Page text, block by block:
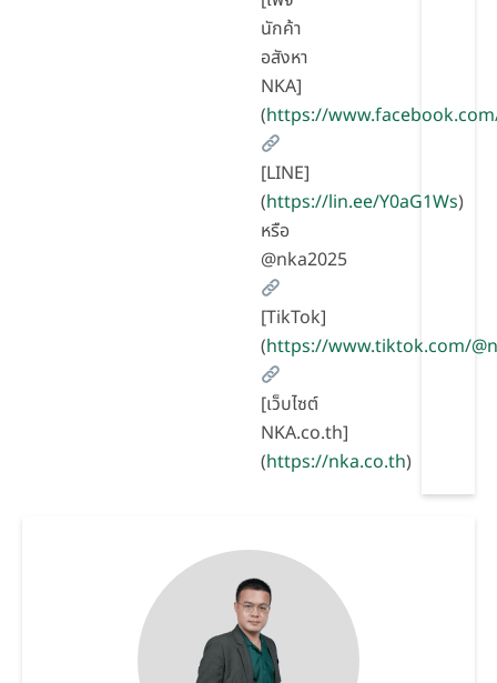
นักค้า
อสังหา
NKA]
(https://
[LINE]
(https://lin.ee/Y0aG1Ws)
หรือ
@nka2025
[TikTok]
(https://www.tiktok.com/
[เว็บไซต์
NKA.co.th]
(https://nka.co.th)